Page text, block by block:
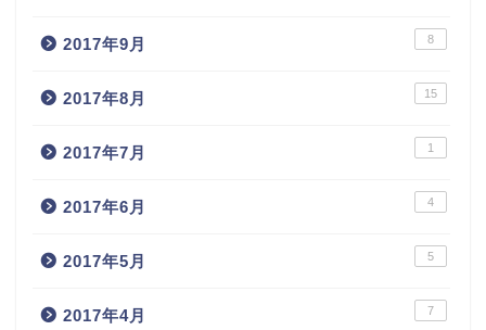
2017年9月 8
2017年8月 15
2017年7月 1
2017年6月 4
2017年5月 5
2017年4月 7